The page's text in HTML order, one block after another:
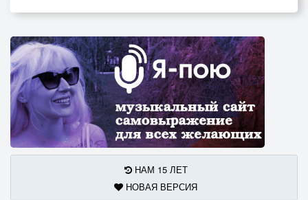
НАМ 15 ЛЕТ
НОВАЯ ВЕРСИЯ